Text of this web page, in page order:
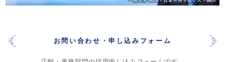
お問い合わせ・申し込みフォーム